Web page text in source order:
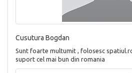
Cusutura Bogdan
Sunt foarte multumit , folosesc
suport cel mai bun din romania